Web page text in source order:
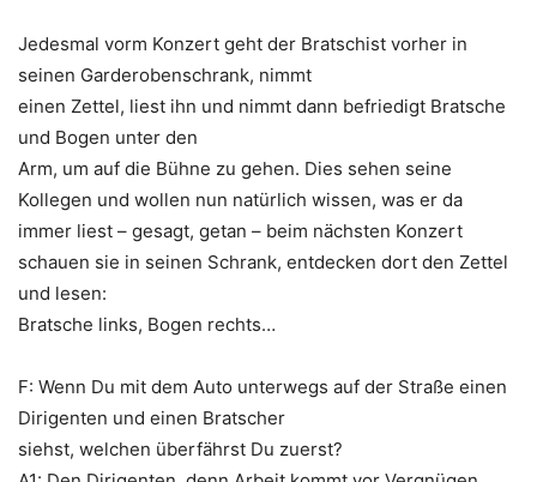
Jedesmal vorm Konzert geht der Bratschist vorher in
seinen Garderobenschrank, nimmt
einen Zettel, liest ihn und nimmt dann befriedigt Bratsche
und Bogen unter den
Arm, um auf die Bühne zu gehen. Dies sehen seine
Kollegen und wollen nun natürlich wissen, was er da
immer liest – gesagt, getan – beim nächsten Konzert
schauen sie in seinen Schrank, entdecken dort den Zettel
und lesen:
Bratsche links, Bogen rechts…
F: Wenn Du mit dem Auto unterwegs auf der Straße einen
Dirigenten und einen Bratscher
siehst, welchen überfährst Du zuerst?